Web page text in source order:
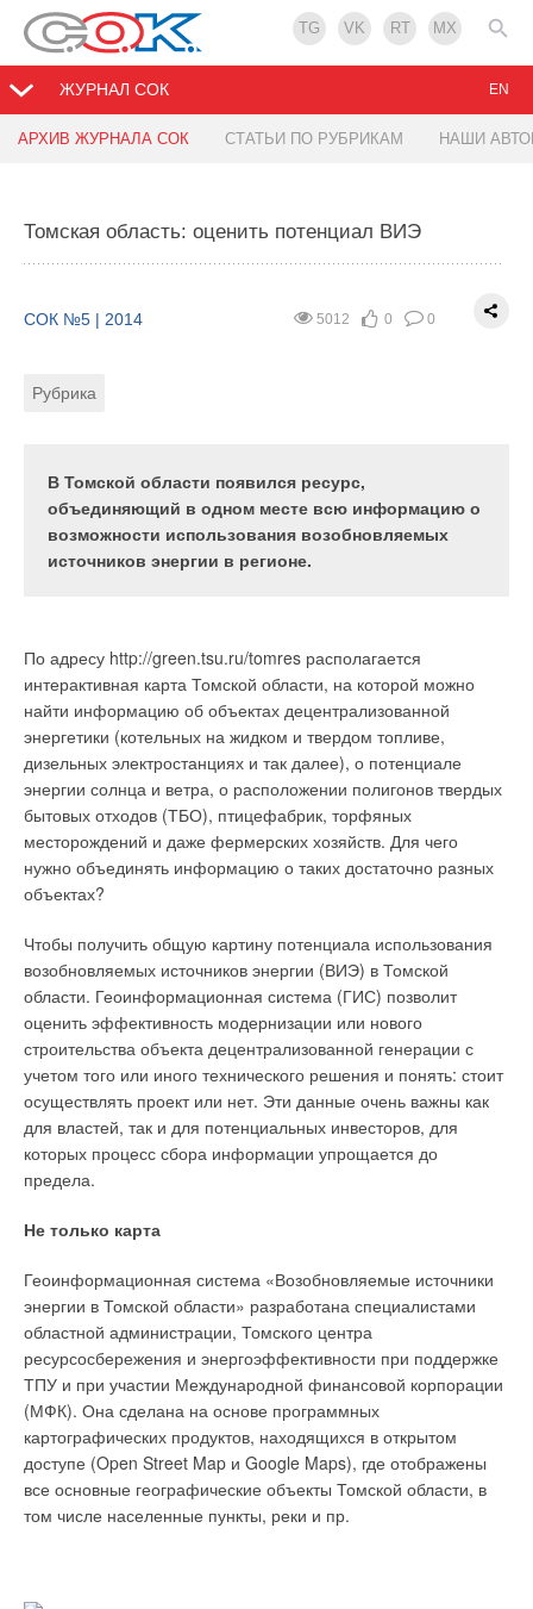
TG VK RT MX
ЖУРНАЛ СОК
АРХИВ ЖУРНАЛА СОК СТАТЬИ ПО РУБРИКАМ НАШИ
EN
Томская область: оценить потенциал ВИЭ
5012 0 0
СОК №5 | 2014
Рубрика
В Томской области появился ресурс,
объединяющий в одном месте всю информацию о
возможности использования возобновляемых
источников энергии в регионе.
По адресу http://green.tsu.ru/tomres располагается
интерактивная карта Томской области, на которой можно
найти информацию об объектах децентрализованной
энергетики (котельных на жидком и твердом топливе,
дизельных электростанциях и так далее), о потенциале
энергии солнца и ветра, о расположении полигонов твердых
бытовых отходов (ТБО), птицефабрик, торфяных
месторождений и даже фермерских хозяйств. Для чего
нужно объединять информацию о таких достаточно разных
объектах?
Чтобы получить общую картину потенциала использования
возобновляемых источников энергии (ВИЭ) в Томской
области. Геоинформационная система (ГИС) позволит
оценить эффективность модернизации или нового
строительства объекта децентрализованной генерации с
учетом того или иного технического решения и понять: стоит
осуществлять проект или нет. Эти данные очень важны как
для властей, так и для потенциальных инвесторов, для
которых процесс сбора информации упрощается до
предела.
Не только карта
Геоинформационная система «Возобновляемые источники
энергии в Томской области» разработана специалистами
областной администрации, Томского центра
ресурсосбережения и энергоэффективности при поддержке
ТПУ и при участии Международной финансовой корпорации
(МФК). Она сделана на основе программных
картографических продуктов, находящихся в открытом
доступе (Open Street Map и Google Maps), где отображены
все основные географические объекты Томской области, в
том числе населенные пункты, реки и пр.
3604 0 0
СОК №5 | 2014
KSB всегда ассоциировалось с такими областями
применения, как энергетика,
нефтегазодобывающая,
нефтегазоперерабатывающая, химическая,
Насос KSB серии Calio
Насос KSB серии Etaline
Расширение областей присутствия своего оборудования
концерн осуществляет за счет приобретения
производственных компаний и заводов на территории
Европы и США. Так, когда датская компания Smedegaard
стала частью концерна в феврале 2012 года, в
производственной линейке KSB появились новые
бессальниковые насосы серии RIO-N, RIO-ECO N, RIO-Therm
N и RIO-ECO Therm, широко применяемые в гражданском
строительстве в качестве насосов для систем отопления,
включая коттеджное строительство.
В результате совместной работы в 2013 году на рынок был
выведен высокоэффективный интеллектуальный
циркуляционный насос с мокрым ротором серии Calio и Calio
S, что способствовало укреплению позицийKSBв области
гражданского строительства и наметило масштабное
присутствие в бытовом секторе. В системах водяного
отопления, охлаждения, вентиляции и кондиционирования
воздуха широко применяются насосы семейства ETA:
Etanorm, Etaline и Etabloc, которые за последний год
претерпели ряд конструктивных усовершенствований с
А благодаря возможности оснащения высокоэффективным
8924 2 0
СОК №5 | 2014
повышение энергоэффективности применяемых в
частном секторе систем панельного-лучистого
отопления. Радикальное и удобное для
пользователя решение данной задачи — система
REHAU.
Элементы системы
автоматического
регулирования Nea
Схема системы
автоматического
реглирования Nea
Контроллер
температуры «точки
росы» TPW
Табл. 1. Основные
функции системы
автоматического
терморегулирования Nea
Что это – Nea?